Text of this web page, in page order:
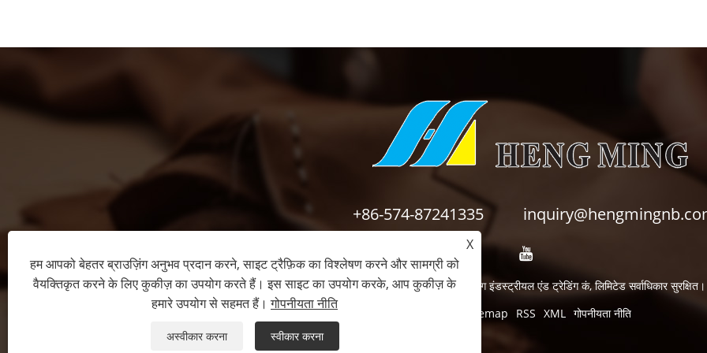
+86-574-87241335
कॉपीराइट © 2024 निंगबो हेंगमिंग इंडस्ट्रीयल एंड ट्रेडिंग कं, लिमिटेड सर्वाधिकार सुरक्षित।
Sitemap RSS XML गोपनीयता नीति
X
हम आपको बेहतर ब्राउज़िंग अनुभव प्रदान करने, साइट ट्रैफ़िक का विश्लेषण करने और सामग्री को
वैयक्तिकृत करने के लिए कुकीज़ का उपयोग करते हैं। इस साइट का उपयोग करके, आप कुकीज़ के
हमारे उपयोग से सहमत हैं।गोपनीयता नीति
अस्वीकार करना स्वीकार करना